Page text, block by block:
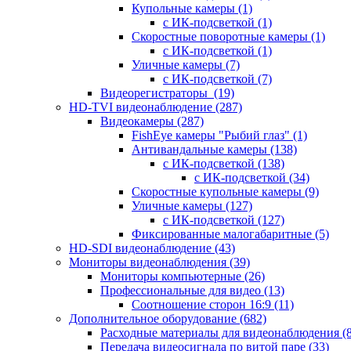
Купольные камеры (1)
с ИК-подсветкой (1)
Скоростные поворотные камеры (1)
с ИК-подсветкой (1)
Уличные камеры (7)
с ИК-подсветкой (7)
Видеорегистраторы (19)
HD-TVI видеонаблюдение (287)
Видеокамеры (287)
FishEye камеры "Рыбий глаз" (1)
Антивандальные камеры (138)
с ИК-подсветкой (138)
с ИК-подсветкой (34)
Скоростные купольные камеры (9)
Уличные камеры (127)
с ИК-подсветкой (127)
Фиксированные малогабаритные (5)
HD-SDI видеонаблюдение (43)
Мониторы видеонаблюдения (39)
Мониторы компьютерные (26)
Профессиональные для видео (13)
Соотношение сторон 16:9 (11)
Дополнительное оборудование (682)
Расходные материалы для видеонаблюдения
Передача видеосигнала по витой паре (33)